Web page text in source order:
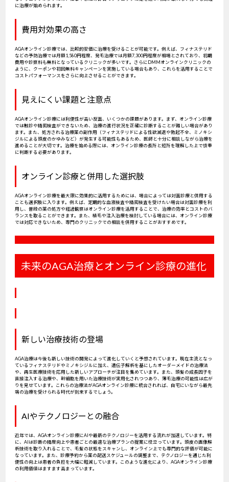
に治療が始められます。
費用対効果の高さ
AGAオンライン診療では、比較的安価に治療を受けることが可能です。例えば、フィナステリド
などの予防治療では月額1,580円程度、発毛治療では月額7,300円程度が相場とされており、初期
費用や診察料も無料となっているクリニックが多いです。さらにDMMオンラインクリニックの
ように、クーポンや初回無料キャンペーンを実施している場合もあり、これらを活用することで
コストパフォーマンスをさらに向上させることができます。
見えにくい課題と注意点
AGAオンライン診療には利便性が高い反面、いくつかの課題があります。まず、オンライン診療
では触診や精密検査ができないため、治療の進行状況を正確に診断することが難しい場合があり
ます。また、処方される治療薬の副作用（フィナステリドによる性欲減退や勃起不全、ミノキシ
ジルによる頭皮のかゆみなど）が発生する可能性もあるため、医師と十分に相談しながら治療を
進めることが大切です。治療を始める際には、オンライン診療の長所と短所を理解した上で慎重
に判断する必要があります。
オンライン診療と併用した選択肢
AGAオンライン診療を最大限に効果的に活用するためには、場合によっては対面診療と併用する
ことも選択肢に入ります。例えば、定期的な血液検査や精密検査を受けたい場合は対面診療を利
用し、普段の薬の処方や経過観察はオンライン診療を活用することで、治療の効率とコストのバ
ランスを取ることができます。また、植毛や注入治療を検討している場合には、オンライン診療
では対応できないため、専門のクリニックでの相談を併用することがおすすめです。
未来のAGA治療とオンライン診療の進化
新しい治療技術の登場
AGA治療は今後も新しい技術の開発によって進化していくと予想されています。現在主流となっ
ているフィナステリドやミノキシジルに加え、遺伝子解析を基にしたオーダーメイドの治療法
や、再生医療技術を応用した新しいアプローチが注目を集めています。また、頭髪の成長因子を
直接注入する治療や、幹細胞を用いた治療技術が実用化されつつあり、薄毛治療の可能性は広が
りを見せています。これらの治療法がAGAオンライン診療に統合されれば、自宅にいながら最先
端の治療を受けられる時代が到来するでしょう。
AIやテクノロジーとの融合
近年では、AGAオンライン診療にAIや最新のテクノロジーを活用する流れが加速しています。特
に、AIは診断の精度向上や患者ごとの最適な治療プランの提案に役立っています。頭皮の画像解
析技術を取り入れることで、毛髪の状態をスキャンし、オンライン上でも専門的な評価が可能に
なっています。また、診療予約から薬の配送スケジュールの調整まで、テクノロジーを通じた利
便性の向上は患者の負担を大幅に軽減しています。このような進化により、AGAオンライン診療
の利用価値はますます高まっています。